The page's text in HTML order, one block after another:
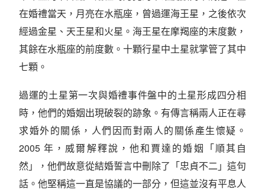
在婚禮當天，月亮在水瓶座，曾過運海王星，之後依次
經過金星、天王星和火星。海王星在摩羯座的末度數，
其餘在水瓶座的前度數。十顆行星中土星就掌管了其中
七顆。
過運的土星第一次與婚禮事件盤中的土星形成四分相
時，他們的婚姻出現破裂的跡象。有傳言稱兩人正在尋
求婚外的關係，人們因而對兩人的關係產生懷疑。
2005 年，威爾解釋說，他和賈達的婚姻「順其自
然」，他們故意從結婚誓言中刪除了「忠貞不二」這句
話。他堅稱這一直是協議的一部分，但這並沒有平息人